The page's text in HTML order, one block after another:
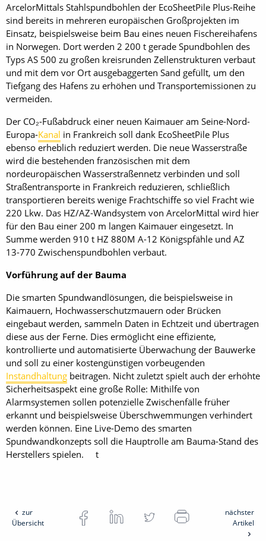
ArcelorMittals Stahlspundbohlen der EcoSheetPile Plus-Reihe
sind bereits in mehreren europäischen Großprojekten im
Einsatz, beispielsweise beim Bau eines neuen Fischereihafens
in Norwegen. Dort werden 2 200 t gerade Spundbohlen des
Typs AS 500 zu großen kreisrunden Zellenstrukturen verbaut
und mit dem vor Ort ausgebaggerten Sand gefüllt, um den
Tiefgang des Hafens zu erhöhen und Transportemissionen zu
vermeiden.
Der CO₂-Fußabdruck einer neuen Kaimauer am Seine-Nord-
Europa-Kanal in Frankreich soll dank EcoSheetPile Plus
ebenso erheblich reduziert werden. Die neue Wasserstraße
wird die bestehenden französischen mit dem
nordeuropäischen Wasserstraßennetz verbinden und soll
Straßentransporte in Frankreich reduzieren, schließlich
transportieren bereits wenige Frachtschiffe so viel Fracht wie
220 Lkw. Das HZ/AZ-Wandsystem von ArcelorMittal wird hier
für den Bau einer 200 m langen Kaimauer eingesetzt. In
Summe werden 910 t HZ 880M A-12 Königspfähle und AZ
13-770 Zwischenspundbohlen verbaut.
Vorführung auf der Bauma
Die smarten Spundwandlösungen, die beispielsweise in
Kaimauern, Hochwasserschutzmauern oder Brücken
eingebaut werden, sammeln Daten in Echtzeit und übertragen
diese aus der Ferne. Dies ermöglicht eine effiziente,
kontrollierte und automatisierte Überwachung der Bauwerke
und soll zu einer kostengünstigen vorbeugenden
Instandhaltung beitragen. Nicht zuletzt spielt auch der er­höhte
Sicherheitsaspekt eine große Rolle: Mithilfe von
Alarmsystemen sollen potenzielle Zwischenfälle früher
erkannt und beispielsweise Überschwemmungen verhindert
werden können. Eine Live-Demo des smarten
Spundwandkonzepts soll die Hauptrolle am Bauma-Stand des
Herstellers spielen. t
zur
Übersicht
nächster
Artikel